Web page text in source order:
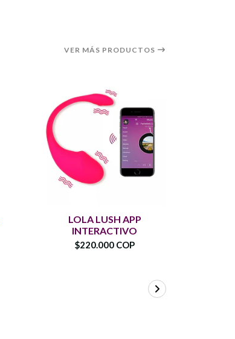
VER MÁS PRODUCTOS
LOLA LUSH APP
INTERACTIVO
$220.000 COP